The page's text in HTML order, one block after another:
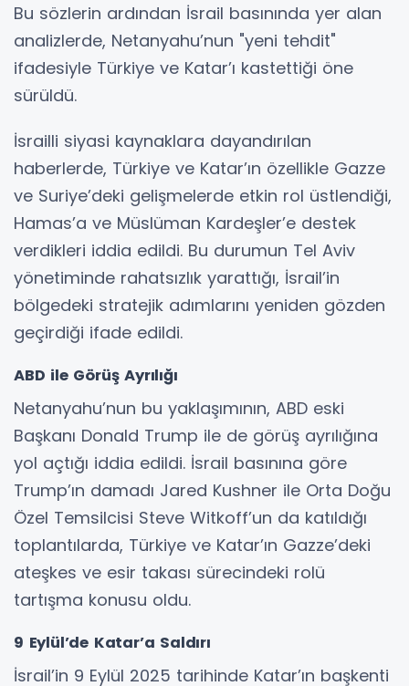
Bu sözlerin ardından İsrail basınında yer alan
analizlerde, Netanyahu’nun "yeni tehdit"
ifadesiyle Türkiye ve Katar’ı kastettiği öne
sürüldü.
İsrailli siyasi kaynaklara dayandırılan
haberlerde, Türkiye ve Katar’ın özellikle Gazze
ve Suriye’deki gelişmelerde etkin rol üstlendiği,
Hamas’a ve Müslüman Kardeşler’e destek
verdikleri iddia edildi. Bu durumun Tel Aviv
yönetiminde rahatsızlık yarattığı, İsrail’in
bölgedeki stratejik adımlarını yeniden gözden
geçirdiği ifade edildi.
ABD ile Görüş Ayrılığı
Netanyahu’nun bu yaklaşımının, ABD eski
Başkanı Donald Trump ile de görüş ayrılığına
yol açtığı iddia edildi. İsrail basınına göre
Trump’ın damadı Jared Kushner ile Orta Doğu
Özel Temsilcisi Steve Witkoff’un da katıldığı
toplantılarda, Türkiye ve Katar’ın Gazze’deki
ateşkes ve esir takası sürecindeki rolü
tartışma konusu oldu.
9 Eylül’de Katar’a Saldırı
İsrail’in 9 Eylül 2025 tarihinde Katar’ın başkenti